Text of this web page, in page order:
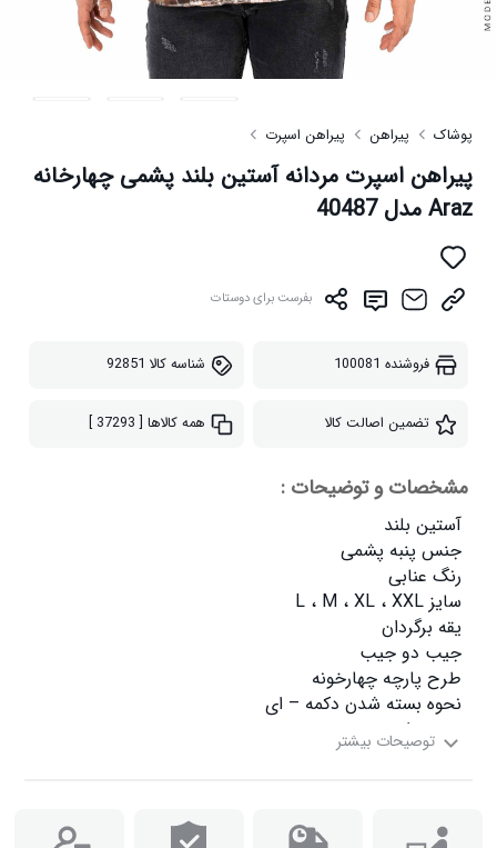
پوشاک پیراهن پیراهن اسپرت
پیراهن اسپرت مردانه آستین بلند پشمی چهارخانه
Araz مدل 40487
بفرست برای دوستات
فروشنده 100081 شناسه کالا 92851
تضمین اصالت کالا همه کالاها [ 37293 ]
مشخصات و توضیحات :